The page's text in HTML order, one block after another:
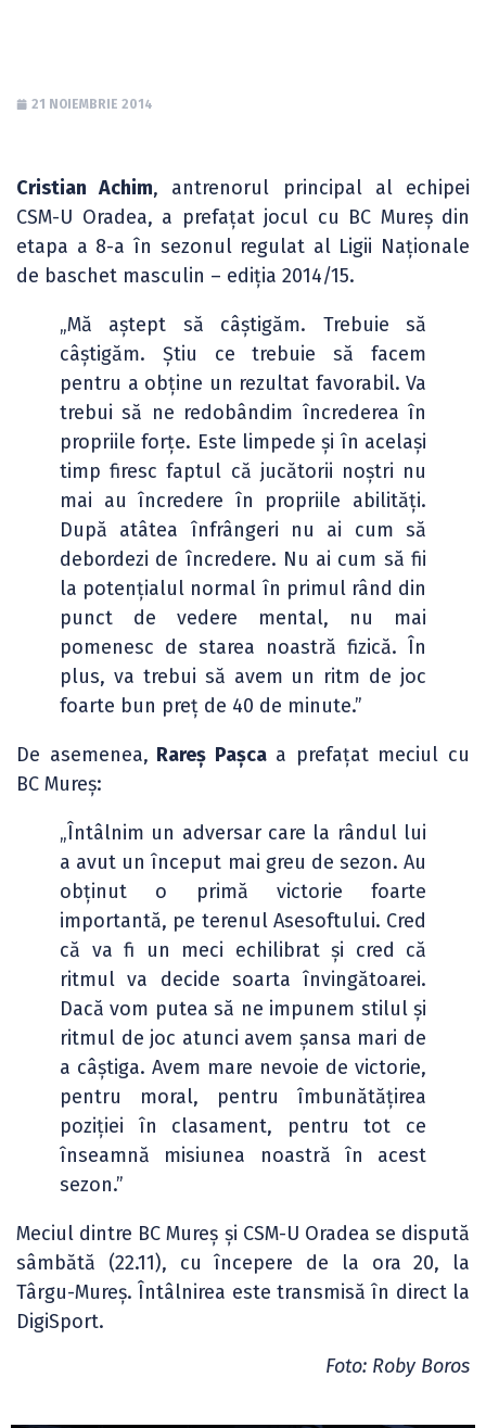
21 NOIEMBRIE 2014
Cristian Achim, antrenorul principal al echipei
CSM-U Oradea, a prefațat jocul cu BC Mureș din
etapa a 8-a în sezonul regulat al Ligii Naționale
de baschet masculin – ediția 2014/15.
„Mă aștept să câștigăm. Trebuie să
câștigăm. Știu ce trebuie să facem
pentru a obține un rezultat favorabil. Va
trebui să ne redobândim încrederea în
propriile forțe. Este limpede și în același
timp firesc faptul că jucătorii noștri nu
mai au încredere în propriile abilități.
După atâtea înfrângeri nu ai cum să
debordezi de încredere. Nu ai cum să fii
la potențialul normal în primul rând din
punct de vedere mental, nu mai
pomenesc de starea noastră fizică. În
plus, va trebui să avem un ritm de joc
foarte bun preț de 40 de minute.”
De asemenea, Rareș Pașcaa prefațat meciul cu
BC Mureș:
„Întâlnim un adversar care la rândul lui
a avut un început mai greu de sezon. Au
obținut o primă victorie foarte
importantă, pe terenul Asesoftului. Cred
că va fi un meci echilibrat și cred că
ritmul va decide soarta învingătoarei.
Dacă vom putea să ne impunem stilul și
ritmul de joc atunci avem șansa mari de
a câștiga. Avem mare nevoie de victorie,
pentru moral, pentru îmbunătățirea
poziției în clasament, pentru tot ce
înseamnă misiunea noastră în acest
sezon.”
Meciul dintre BC Mureș și CSM-U Oradea se dispută
sâmbătă (22.11), cu începere de la ora 20, la
Târgu-Mureș. Întâlnirea este transmisă în direct la
DigiSport.
Foto: Roby Boros